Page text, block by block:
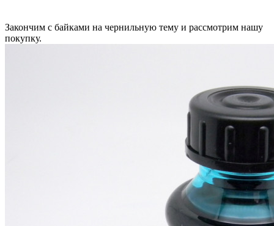
Закончим с байками на чернильную тему и рассмотрим нашу
покупку.